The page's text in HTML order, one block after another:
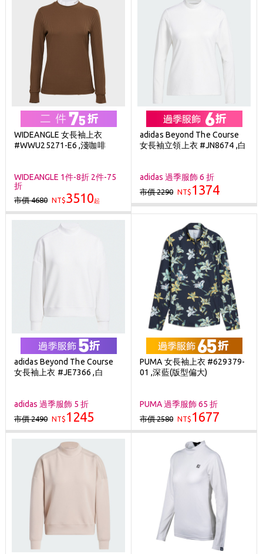
WIDEANGLE 女長袖上衣
#WWU25271-E6 ,淺咖啡
WIDEANGLE 1件-8折 2件-75
折
市價 4680 NT$3510起
adidas Beyond The Course
女長袖立領上衣 #JN8674 ,白
adidas 過季服飾 6 折
市價 2290 NT$ 1374
adidas Beyond The Course
女長袖上衣 #JE7366 ,白
adidas 過季服飾 5 折
市價 2490 NT$ 1245
PUMA 女長袖上衣 #629379-
01 ,深藍(版型偏大)
PUMA 過季服飾 65 折
市價 2580 NT$ 1677